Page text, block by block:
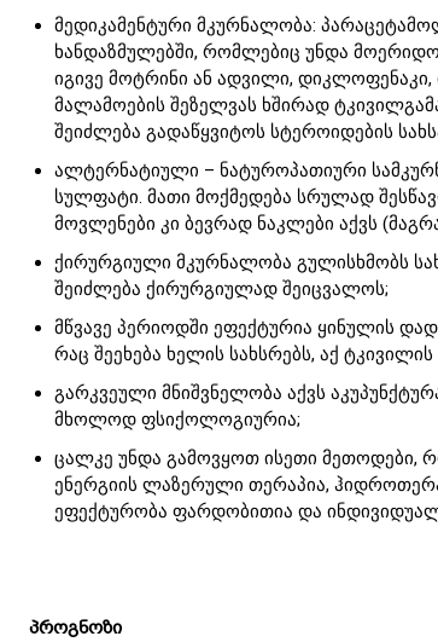
მედიკამენტური მკურნალობა:
ხანდაზმულებში, რომლებიც უნდა
იგივე მოტრინი ან ადვილი,
მალამოების შეზელვას ხშირად
შეიძლება გადაწყვიტოს სტეროიდების
ალტერნატიული – ნატუროპათიური
სულფატი. მათი მოქმედება სრულად
მოვლენები კი ბევრად ნაკლები აქვს
ქირურგიული მკურნალობა გულისხმობს
შეიძლება ქირურგიულად შეიცვალოს;
მწვავე პერიოდში ეფექტურია ყინულის
რაც შეეხება ხელის სახსრებს, აქ ტკივილის
გარკვეული მნიშვნელობა აქვს
მხოლოდ ფსიქოლოგიურია;
ცალკე უნდა გამოვყოთ ისეთი მეთოდები,
ენერგიის ლაზერული თერაპია,
ეფექტურობა ფარდობითია და
პროგნოზი